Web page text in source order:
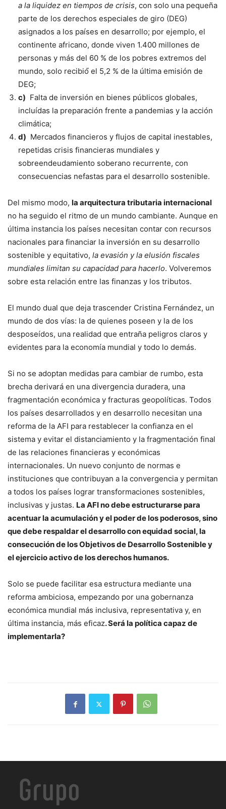
a la liquidez en tiempos de crisis, con solo una pequeña
parte de los derechos especiales de giro (DEG)
asignados a los países en desarrollo; por ejemplo, el
continente africano, donde viven 1.400 millones de
personas y más del 60 % de los pobres extremos del
mundo, solo recibió́ el 5,2 % de la última emisión de
DEG;
c) Falta de inversión en bienes públicos globales,
incluídas la preparación frente a pandemias y la acción
climática;
d) Mercados financieros y flujos de capital inestables,
repetidas crisis financieras mundiales y
sobreendeudamiento soberano recurrente, con
consecuencias nefastas para el desarrollo sostenible.
Del mismo modo, la arquitectura tributaria internacional
no ha seguido el ritmo de un mundo cambiante. Aunque en
última instancia los países necesitan contar con recursos
nacionales para financiar la inversión en su desarrollo
sostenible y equitativo, la evasión y la elusión fiscales
mundiales limitan su capacidad para hacerlo. Volveremos
sobre esta relación entre las finanzas y los tributos.
El mundo dual que deja trascender Cristina Fernández, un
mundo de dos vías: la de quienes poseen y la de los
desposeídos, una realidad que entraña peligros claros y
evidentes para la economía mundial y todo lo demás.
Si no se adoptan medidas para cambiar de rumbo, esta
brecha derivará en una divergencia duradera, una
fragmentación económica y fracturas geopolíticas. Todos
los países desarrollados y en desarrollo necesitan una
reforma de la AFI para restablecer la confianza en el
sistema y evitar el distanciamiento y la fragmentación final
de las relaciones financieras y económicas
internacionales. Un nuevo conjunto de normas e
instituciones que contribuyan a la convergencia y permitan
a todos los países lograr transformaciones sostenibles,
inclusivas y justas. La AFI no debe estructurarse para
acentuar la acumulación y el poder de los poderosos, sino
que debe respaldar el desarrollo con equidad social, la
consecución de los Objetivos de Desarrollo Sostenible y
el ejercicio activo de los derechos humanos.
Solo se puede facilitar esa estructura mediante una
reforma ambiciosa, empezando por una gobernanza
económica mundial más inclusiva, representativa y, en
última instancia, más eficaz. Será la política capaz de
implementarla?